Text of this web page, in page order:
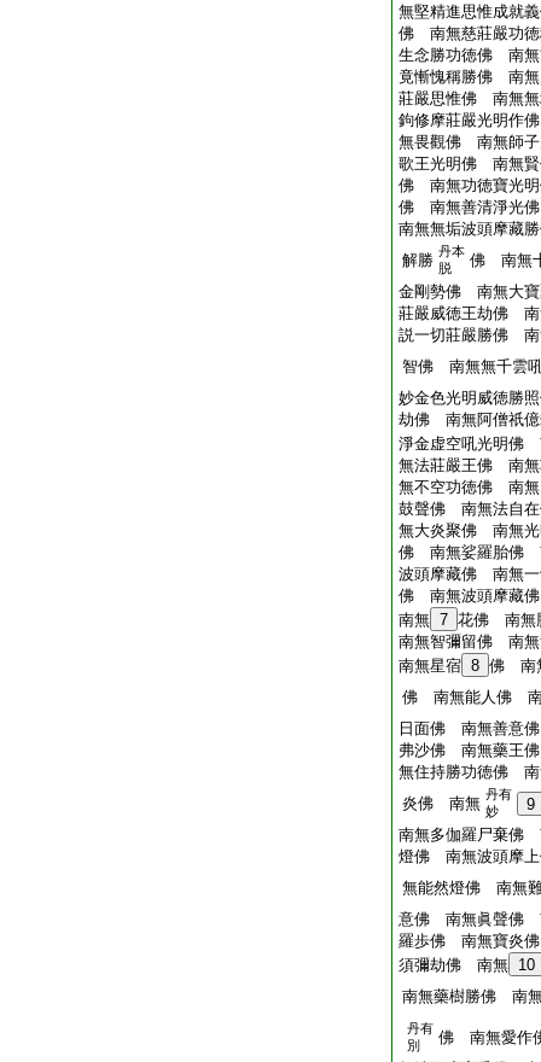
無堅精進思惟成就
佛 南無慈莊嚴功
生念勝功徳佛 南
竟慚愧稱勝佛 南
莊嚴思惟佛 南無
鉤修摩莊嚴光明作
無畏觀佛 南無師
歌王光明佛 南無
佛 南無功徳寶光
佛 南無善清淨光
南無無垢波頭摩藏
解勝 丹本
脱
佛 南無
金剛勢佛 南無大
莊嚴威徳王劫佛
説一切莊嚴勝佛 南
智佛 南無無千雲
妙金色光明威徳勝
劫佛 南無阿僧祇
淨金虚空吼光明
無法莊嚴王佛 南
無不空功徳佛 南
鼓聲佛 南無法自
無大炎聚佛 南無
佛 南無娑羅胎佛
波頭摩藏佛 南無
佛 南無波頭摩藏
南無 7 花佛 南無
南無智彌留佛 南
南無星宿 8 佛 南
佛 南無能人佛 南
日面佛 南無善意
弗沙佛 南無藥王
無住持勝功徳佛
炎佛 南無 丹有
妙
9
南無多伽羅尸棄佛
燈佛 南無波頭摩
無能然燈佛 南無
意佛 南無眞聲佛
羅歩佛 南無寶炎
須彌劫佛 南無 10
南無藥樹勝佛 南
丹有
別
佛 南無愛作